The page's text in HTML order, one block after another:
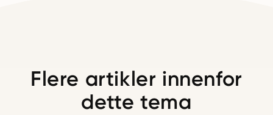
Flere artikler innenfor
dette tema